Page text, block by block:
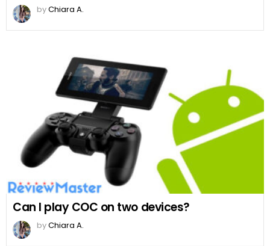
byChiara A.
Can I play COC on two devices?
byChiara A.